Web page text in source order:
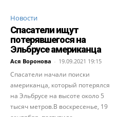
Новости
Спасатели ищут
потерявшегося на
Эльбрусе американца
Ася Воронова - 19.09.2021 19:15
Спасатели начали поиски
американца, который потерялся
на Эльбрусе на высоте около 5
тысяч метров.В воскресенье, 19